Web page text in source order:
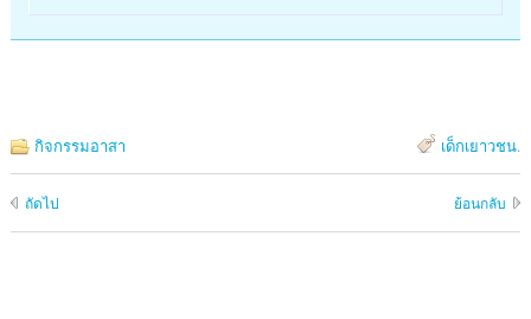
กิจกรรมอาสา เด็กเยาวชน.
ถัดไป ย้อนกลับ